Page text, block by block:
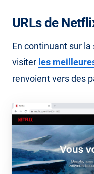
URLs de
En continuant sur
visiter les
renvoient vers des